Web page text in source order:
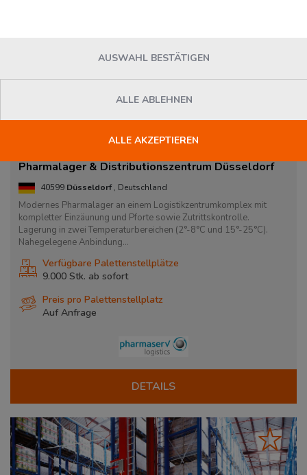
Pharmalager & Distributionszentrum Düsseldorf
40599 Düsseldorf , Deutschland
Modernes Pharmalager an einem Logistikzentrumkomplex mit
kompletter Einzäunung und Pforte sowie Zutrittskontrolle.
Lagerung in zwei Temperaturbereichen (2°-8°C und 15°-25°C).
Nahegelegene Anbindung...
Verfügbare Palettenstellplätze
9.000 Stk. ab sofort
Preis pro Palettenstellplatz
Auf Anfrage
DETAILS
AUSWAHL BESTÄTIGEN
ALLE ABLEHNEN
ALLE AKZEPTIEREN